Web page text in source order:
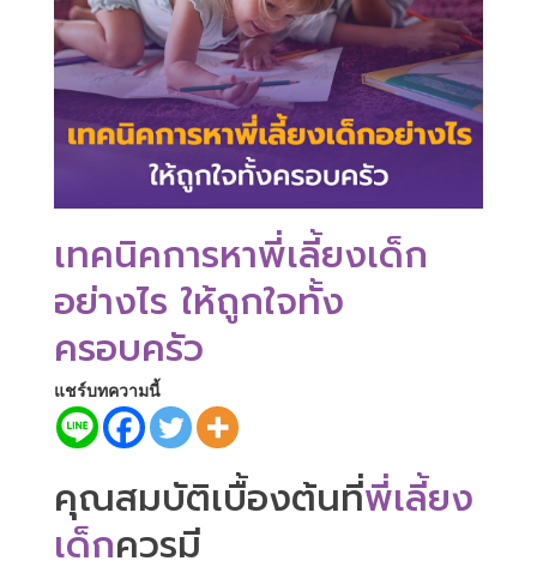
เทคนิคการหาพี่เลี้ยงเด็ก
อย่างไร ให้ถูกใจทั้ง
ครอบครัว
แชร์บทความนี้
คุณสมบัติเบื้องต้นที่พี่เลี้ยง
เด็กควรมี